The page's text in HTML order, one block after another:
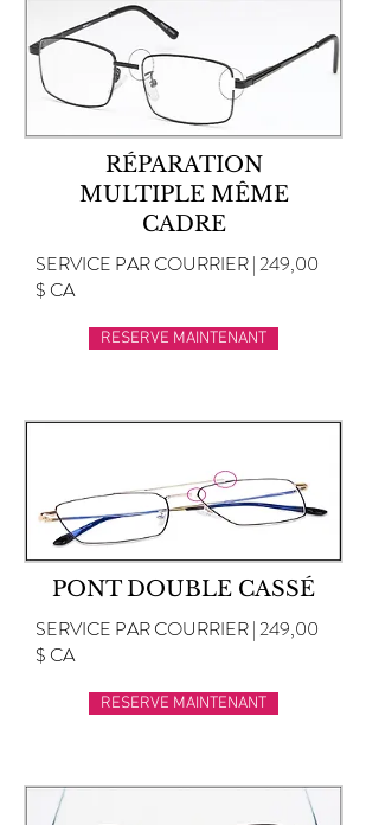
RÉPARATION
MULTIPLE MÊME
CADRE
SERVICE PAR COURRIER | 249,00
$ CA
RESERVE MAINTENANT
PONT DOUBLE CASSÉ
SERVICE PAR COURRIER | 249,00
$ CA
RESERVE MAINTENANT